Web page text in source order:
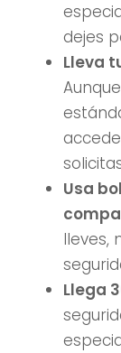
dejes
Lleva
Usa
lleves,
Llega